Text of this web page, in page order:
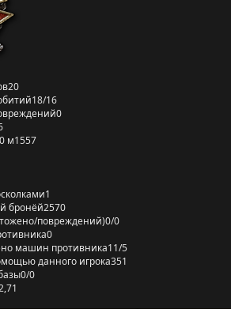
20
18/16
0
м1557
1
бронёй2570
повреждений)0/0
0
машин противника11/5
данного игрока351
0/0